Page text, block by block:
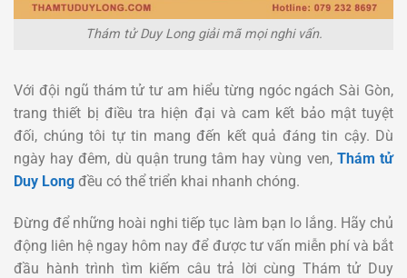
Thám tử Duy Long giải mã mọi nghi vấn.
Với đội ngũ thám tử tư am hiểu từng ngóc ngách Sài Gòn,
trang thiết bị điều tra hiện đại và cam kết bảo mật tuyệt
đối, chúng tôi tự tin mang đến kết quả đáng tin cậy. Dù
ngày hay đêm, dù quận trung tâm hay vùng ven, Thám tử
Duy Long đều có thể triển khai nhanh chóng.
Đừng để những hoài nghi tiếp tục làm bạn lo lắng. Hãy chủ
động liên hệ ngay hôm nay để được tư vấn miễn phí và bắt
đầu hành trình tìm kiếm câu trả lời cùng Thám tử Duy